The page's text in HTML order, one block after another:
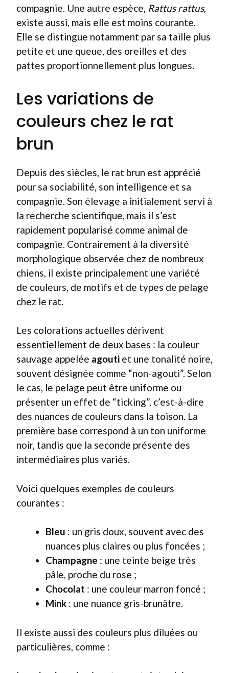
compagnie. Une autre espèce, Rattus rattus,
existe aussi, mais elle est moins courante.
Elle se distingue notamment par sa taille plus
petite et une queue, des oreilles et des
pattes proportionnellement plus longues.
Les variations de
couleurs chez le rat
brun
Depuis des siècles, le rat brun est apprécié
pour sa sociabilité, son intelligence et sa
compagnie. Son élevage a initialement servi à
la recherche scientifique, mais il s’est
rapidement popularisé comme animal de
compagnie. Contrairement à la diversité
morphologique observée chez de nombreux
chiens, il existe principalement une variété
de couleurs, de motifs et de types de pelage
chez le rat.
Les colorations actuelles dérivent
essentiellement de deux bases : la couleur
sauvage appelée agouti et une tonalité noire,
souvent désignée comme “non-agouti”. Selon
le cas, le pelage peut être uniforme ou
présenter un effet de “ticking”, c’est-à-dire
des nuances de couleurs dans la toison. La
première base correspond à un ton uniforme
noir, tandis que la seconde présente des
intermédiaires plus variés.
Voici quelques exemples de couleurs
courantes :
Bleu : un gris doux, souvent avec des
nuances plus claires ou plus foncées ;
Champagne : une teinte beige très
pâle, proche du rose ;
Chocolat : une couleur marron foncé ;
Mink : une nuance gris-brunâtre.
Il existe aussi des couleurs plus diluées ou
particulières, comme :